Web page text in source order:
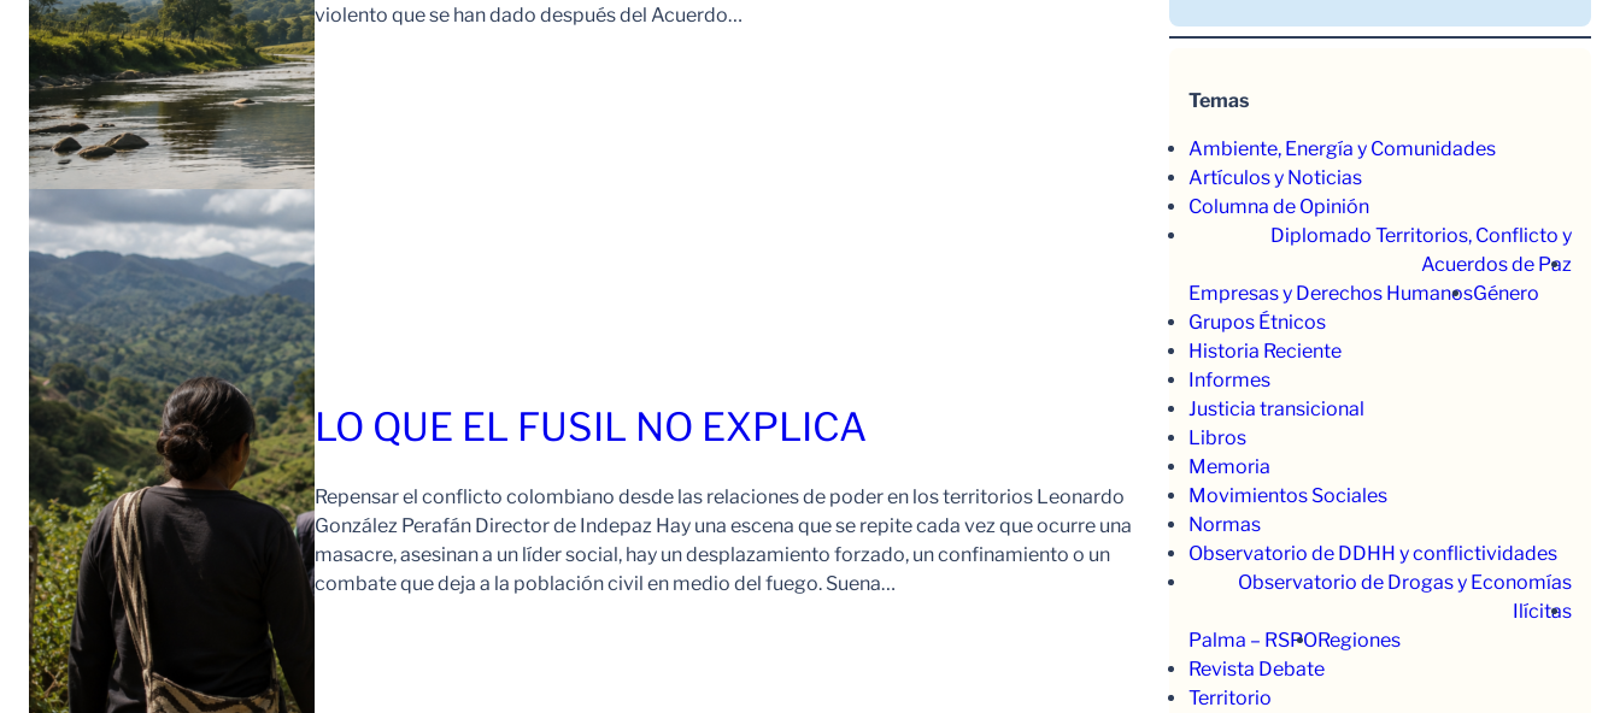
violento que se han dado después del Acuerdo…
LO QUE EL FUSIL NO EXPLICA
Repensar el conflicto colombiano desde las relaciones de poder en los territorios Leonardo
González Perafán Director de Indepaz Hay una escena que se repite cada vez que ocurre una
masacre, asesinan a un líder social, hay un desplazamiento forzado, un confinamiento o un
combate que deja a la población civil en medio del fuego. Suena…
Temas
Ambiente, Energía y Comunidades
Artículos y Noticias
Columna de Opinión
Diplomado Territorios, Conflicto y
Acuerdos de Paz
Empresas y Derechos HumanosGénero
Grupos Étnicos
Historia Reciente
Informes
Justicia transicional
Libros
Memoria
Movimientos Sociales
Normas
Observatorio de DDHH y conflictividades
Observatorio de Drogas y Economías
Ilícitas
Palma – RSPORegiones
Revista Debate
Territorio